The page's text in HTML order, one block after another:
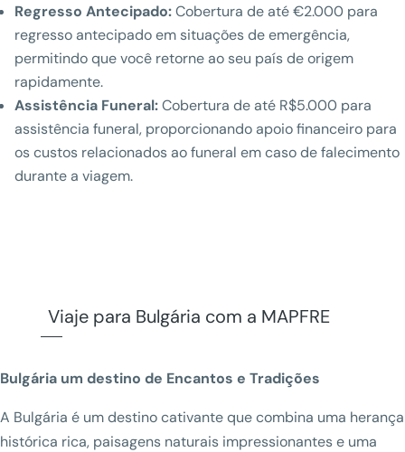
Regresso Antecipado:Cobertura de até €2.000 para
regresso antecipado em situações de emergência,
permitindo que você retorne ao seu país de origem
rapidamente.
Assistência Funeral:Cobertura de até R$5.000 para
assistência funeral, proporcionando apoio financeiro para
os custos relacionados ao funeral em caso de falecimento
durante a viagem.
Viaje para Bulgária com a MAPFRE
Bulgária um destino de Encantos e Tradições
A Bulgária é um destino cativante que combina uma herança
histórica rica, paisagens naturais impressionantes e uma